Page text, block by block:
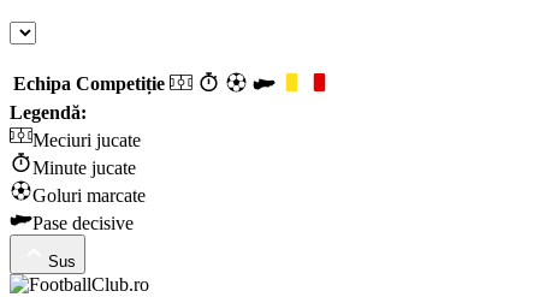
Echipa Competiție
Legendă:
Meciuri jucate
Minute jucate
Goluri marcate
Pase decisive
Sus